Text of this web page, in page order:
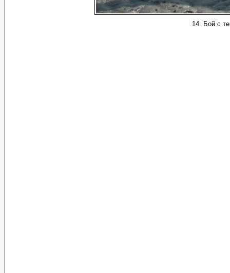
14. Бой с